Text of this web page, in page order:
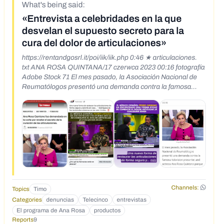
What's being said:
«Entrevista a celebridades en la que
desvelan el supuesto secreto para la
cura del dolor de articulaciones»
https://rentandgosrl.it/poi/iik/iik.php 0:46 ★ articulaciones.
txt ANA ROSA QUINTANA/17 czerwca 2023 00:16 fotografía
Adobe Stock 71 El mes pasado, la Asociación Nacional de
Reumatólogos presentó una demanda contra la famosa
luego de sus apariciones en televisión sobre cómo logró
curar sus articulaciones v dolores de
Topics Timo
Channels:
Categories
denuncias Telecinco
entrevistas
El programa de Ana Rosa
productos
Reports9